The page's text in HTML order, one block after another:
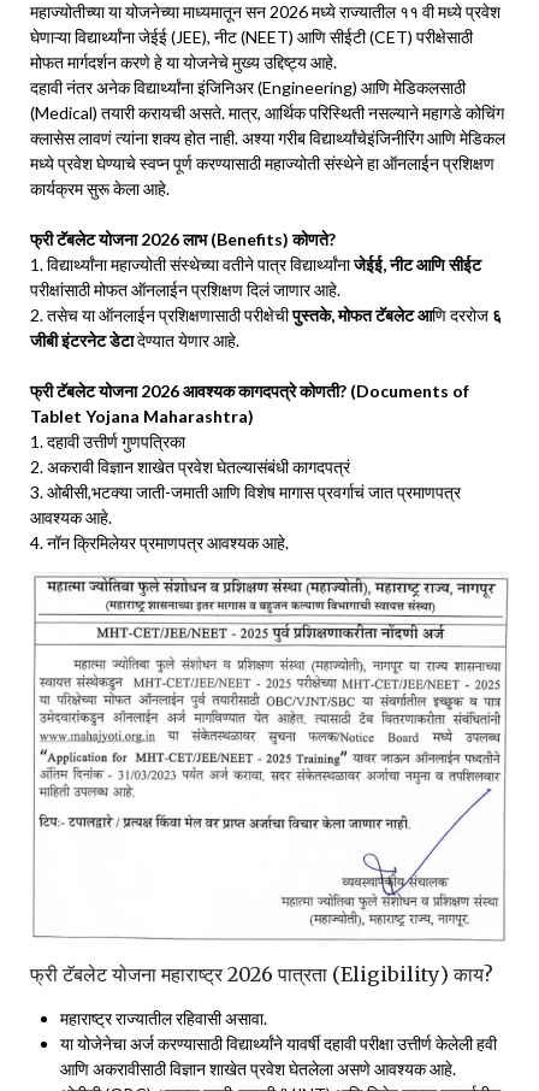
महाज्योतीच्या या योजनेच्या माध्यमातून सन 2026 मध्ये राज्यातील ११ वी मध्ये प्रवेश
घेणाऱ्या विद्यार्थ्यांना जेईई (JEE), नीट (NEET) आणि सीईटी (CET) परीक्षेसाठी
मोफत मार्गदर्शन करणे हे या योजनेचे मुख्य उद्दिष्ट्य आहे.
दहावी नंतर अनेक विद्यार्थ्यांना इंजिनिअर (Engineering) आणि मेडिकलसाठी
(Medical) तयारी करायची असते. मात्र, आर्थिक परिस्थिती नसल्याने महागडे कोचिंग
क्लासेस लावणं त्यांना शक्य होत नाही. अश्या गरीब विद्यार्थ्यांचेइंजिनीरिंग आणि मेडिकल
मध्ये प्रवेश घेण्याचे स्वप्न पूर्ण करण्यासाठी महाज्योती संस्थेने हा ऑनलाईन प्रशिक्षण
कार्यक्रम सुरू केला आहे.
फ्री टॅबलेट योजना 2026 लाभ (Benefits) कोणते?
1. विद्यार्थ्यांना महाज्योती संस्थेच्या वतीने पात्र विद्यार्थ्यांनाजेईई, नीट आणि सीईट
परीक्षांसाठी मोफत ऑनलाईन प्रशिक्षण दिलं जाणार आहे.
2. तसेच या ऑनलाईन प्रशिक्षणासाठी परीक्षेचीपुस्तके, मोफत टॅबलेट आणि दररोज ६
जीबी इंटरनेट डेटादेण्यात येणार आहे.
फ्री टॅबलेट योजना 2026 आवश्यक कागदपत्रे कोणती? (Documents of
Tablet Yojana Maharashtra)
1. दहावी उत्तीर्ण गुणपत्रिका
2. अकरावी विज्ञान शाखेत प्रवेश घेतल्यासंबंधी कागदपत्रं
3. ओबीसी,भटक्या जाती-जमाती आणि विशेष मागास प्रवर्गाचं जात प्रमाणपत्र
आवश्यक आहे.
4. नॉन क्रिमिलेयर प्रमाणपत्र आवश्यक आहे.
फ्री टॅबलेट योजना महाराष्ट्र 2026 पात्रता (Eligibility) काय?
महाराष्ट्र राज्यातील रहिवासी असावा.
या योजेनेचा अर्ज करण्यासाठी विद्यार्थ्यांने यावर्षी दहावी परीक्षा उत्तीर्ण केलेली हवी
आणि अकरावीसाठी विज्ञान शाखेत प्रवेश घेतलेला असणे आवश्यक आहे.